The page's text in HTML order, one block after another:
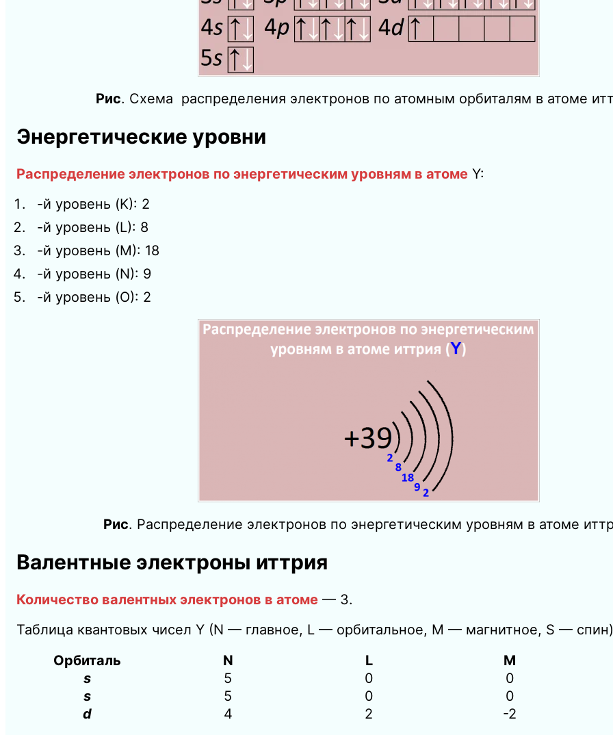
Рис. Схема распределения электронов по атомным орбиталям в атоме
Энергетические уровни
Распределение электронов по энергетическим уровням в атоме Y:
-й уровень (K): 2
-й уровень (L): 8
-й уровень (M): 18
-й уровень (N): 9
-й уровень (O): 2
Рис. Распределение электронов по энергетическим уровням в атоме
Валентные электроны иттрия
Количество валентных электронов в атоме — 3.
Таблица квантовых чисел Y (N — главное, L — орбитальное, M — магнитное, S —
Орбиталь
N L
M
s
5 0
0
s
5 0
0
d
4 2
-2